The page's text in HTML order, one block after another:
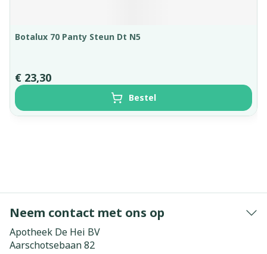
Botalux 70 Panty Steun Dt N5
€ 23,30
Bestel
Neem contact met ons op
Apotheek De Hei BV
Aarschotsebaan 82